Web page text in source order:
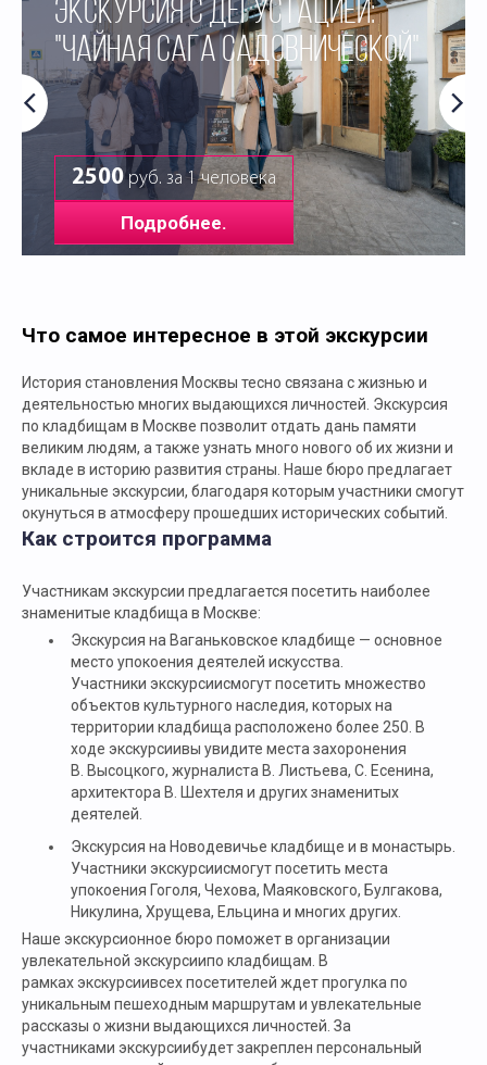
ЭКСКУРСИЯ С ДЕГУСТАЦИЕЙ:
"ЧАЙНАЯ САГА САДОВНИЧЕСКОЙ"
2500руб. за 1 человека
Подробнее.
Что самое интересное в этой экскурсии
История становления Москвы тесно связана с жизнью и
деятельностью многих выдающихся личностей. Экскурсия
по кладбищам в Москве позволит отдать дань памяти
великим людям, а также узнать много нового об их жизни и
вкладе в историю развития страны. Наше бюро предлагает
уникальные экскурсии, благодаря которым участники смогут
окунуться в атмосферу прошедших исторических событий.
Как строится программа
Участникам экскурсии предлагается посетить наиболее
знаменитые кладбища в Москве:
Экскурсия на Ваганьковское кладбище — основное
место упокоения деятелей искусства.
Участники экскурсиисмогут посетить множество
объектов культурного наследия, которых на
территории кладбища расположено более 250. В
ходе экскурсиивы увидите места захоронения
В. Высоцкого, журналиста В. Листьева, С. Есенина,
архитектора В. Шехтеля и других знаменитых
деятелей.
Экскурсия на Новодевичье кладбище и в монастырь.
Участники экскурсиисмогут посетить места
упокоения Гоголя, Чехова, Маяковского, Булгакова,
Никулина, Хрущева, Ельцина и многих других.
Наше экскурсионное бюро поможет в организации
увлекательной экскурсиипо кладбищам. В
рамках экскурсиивсех посетителей ждет прогулка по
уникальным пешеходным маршрутам и увлекательные
рассказы о жизни выдающихся личностей. За
участниками экскурсиибудет закреплен персональный